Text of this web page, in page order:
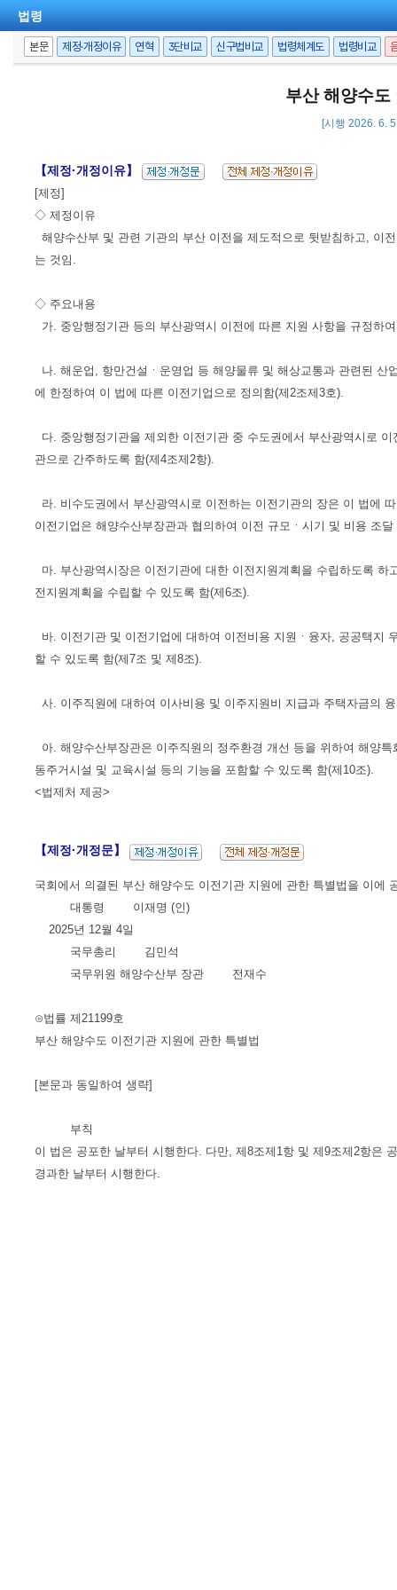
법령
본문 제정·개정이유 연혁 3단비교 신구법비교 법령체계도 법령비교
부산 해양수도
[시행 2026. 6.
【제정·개정이유】
[제정]
◇ 제정이유
해양수산부 및 관련 기관의 부산 이전을 제도적으로 뒷받침하고, 이
는 것임.
◇ 주요내용
가. 중앙행정기관 등의 부산광역시 이전에 따른 지원 사항을 규정하
나. 해운업, 항만건설ㆍ운영업 등 해양물류 및 해상교통과 관련된
에 한정하여 이 법에 따른 이전기업으로 정의함(제2조제3호).
다. 중앙행정기관을 제외한 이전기관 중 수도권에서 부산광역시로
관으로 간주하도록 함(제4조제2항).
라. 비수도권에서 부산광역시로 이전하는 이전기관의 장은 이 법에
이전기업은 해양수산부장관과 협의하여 이전 규모ㆍ시기 및 비용 조
마. 부산광역시장은 이전기관에 대한 이전지원계획을 수립하도록
전지원계획을 수립할 수 있도록 함(제6조).
바. 이전기관 및 이전기업에 대하여 이전비용 지원ㆍ융자, 공공택지
할 수 있도록 함(제7조 및 제8조).
사. 이주직원에 대하여 이사비용 및 이주지원비 지급과 주택자금의
아. 해양수산부장관은 이주직원의 정주환경 개선 등을 위하여 해양
동주거시설 및 교육시설 등의 기능을 포함할 수 있도록 함(제10조).
<법제처 제공>
【제정·개정문】
국회에서 의결된 부산 해양수도 이전기관 지원에 관한 특별법을 이에
대통령 이재명 (인)
2025년 12월 4일
국무총리 김민석
국무위원 해양수산부 장관 전재수
⊙법률 제21199호
부산 해양수도 이전기관 지원에 관한 특별법
[본문과 동일하여 생략]
부칙
이 법은 공포한 날부터 시행한다. 다만, 제8조제1항 및 제9조제2항은
경과한 날부터 시행한다.